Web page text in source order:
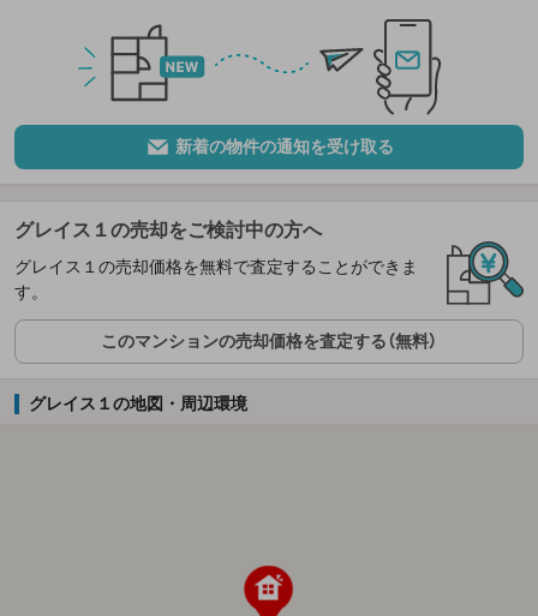
新着の物件の通知を受け取る
グレイス１の売却をご検討中の方へ
グレイス１の売却価格を無料で査定することができま
す。
このマンションの売却価格を査定する（無料）
グレイス１の地図・周辺環境